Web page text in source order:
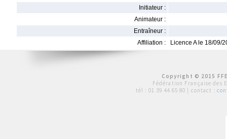
Initiateur :
Animateur :
Entraîneur :
Affiliation :
Licence A le 18/09/
Copyright © 2015
Fédération Française des
tél : 01 39 44 65 80 | contact :